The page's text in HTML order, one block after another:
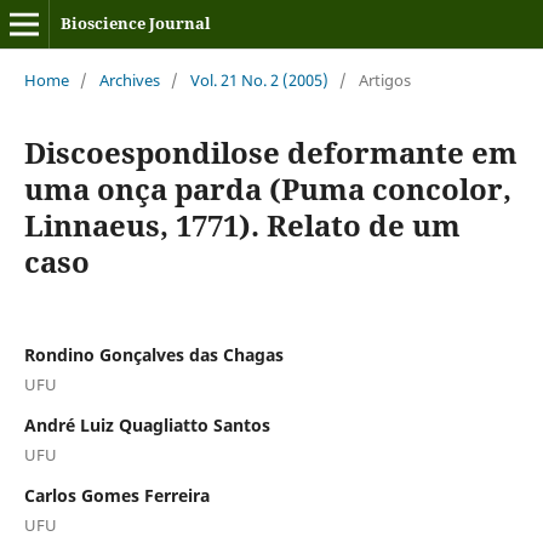
Bioscience Journal
Home / Archives / Vol. 21 No. 2 (2005) / Artigos
Discoespondilose deformante em
uma onça parda (Puma concolor,
Linnaeus, 1771). Relato de um
caso
Rondino Gonçalves das Chagas
UFU
André Luiz Quagliatto Santos
UFU
Carlos Gomes Ferreira
UFU